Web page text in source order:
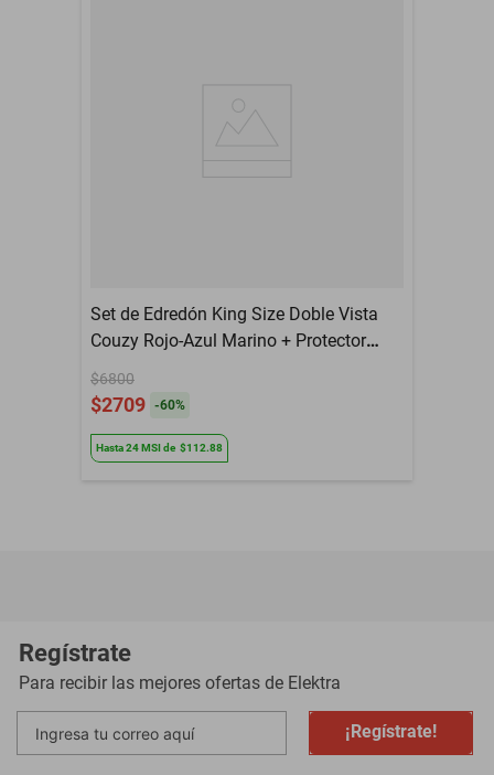
Set de Edredón King Size Doble Vista
Couzy Rojo-Azul Marino + Protector
Cloud + Sábanas Softy Platino +
Almohada 2 Pack RGH
$6800
$2709 -60%
Hasta24MSIde $112.88
Regístrate
Para recibir las mejores ofertas de Elektra
¡Regístrate!